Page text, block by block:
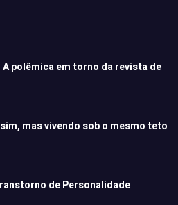
polêmica em torno da revista de
mas vivendo sob o mesmo teto
de Personalidade